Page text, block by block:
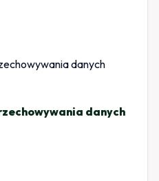
danych